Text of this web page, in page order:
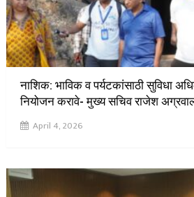
नाशिक: भाविक व पर्यटकांसाठी सुविधा
नियोजन करावे- मुख्य सचिव राजेश
April 4, 2026